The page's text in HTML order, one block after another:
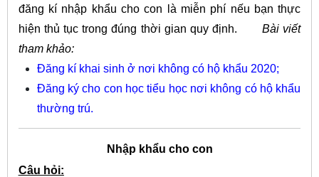
đăng kí nhập khẩu cho con là miễn phí nếu bạn thực
hiện thủ tục trong đúng thời gian quy định.
Bài viết
tham khảo:
Đăng kí khai sinh ở nơi không có hộ khẩu 2020;
Đăng ký cho con học tiểu học nơi không có hộ khẩu
thường trú.
Nhập khẩu cho con
Câu hỏi: